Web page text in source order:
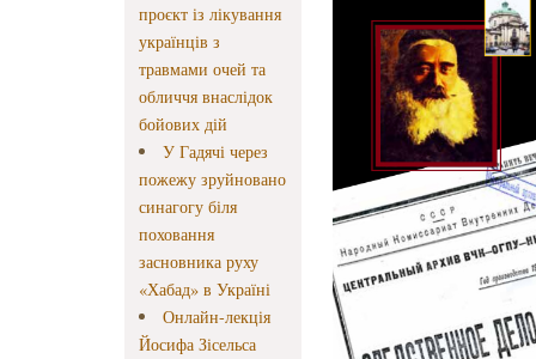
проєкт із лікування
українців з
травмами очей та
обличчя внаслідок
бойових дій
У Гадячі через
пожежу зруйновано
синагогу біля
поховання
засновника руху
«Хабад» в Україні
Онлайн-лекція
Йосифа Зісельса